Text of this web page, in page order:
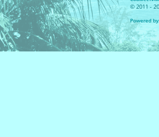
© 2011 -
Powered by